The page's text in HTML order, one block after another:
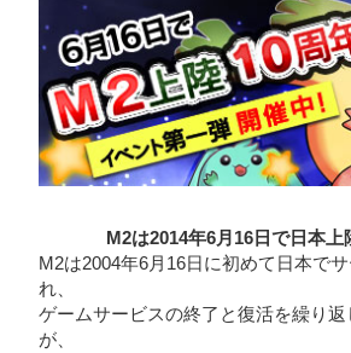
#22卒 #23卒 #24卒 #24卒・就活
#27卒 #28卒 #2D・3Dデザイナー
#あいさつ #アンケート #お知ら
ムドライブ就活ちゃんねる #ゲーム会社
ォン国勢調査 #ソーシャルゲーム・ソ
ストラン
ログラム愛
M2は2014年6月16日で日本上
M2は2004年6月16日に初めて日本で
れ、
ゲームサービスの終了と復活を繰り
が、